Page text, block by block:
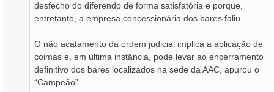
desfecho do diferendo de forma satisfatória e porque,
entretanto, a empresa concessionária dos bares faliu.
O não acatamento da ordem judicial implica a aplicação de
coimas e, em última instância, pode levar ao encerramento
definitivo dos bares localizados na sede da AAC, apurou o
“Campeão”.